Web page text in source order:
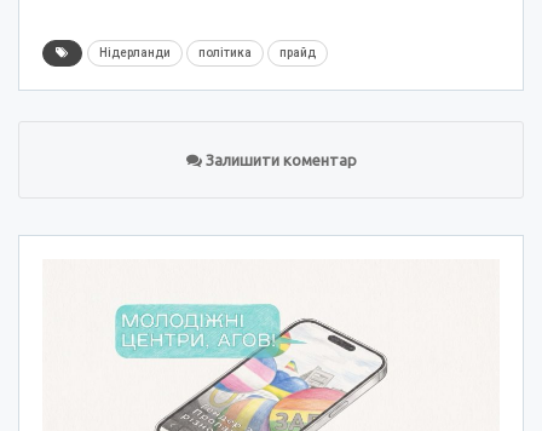
Нідерланди політика прайд
Залишити коментар